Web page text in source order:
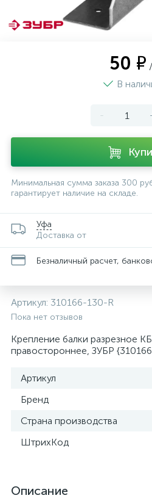
50 ₽
В
-
Минимальная сумма заказа 300
гарантирует наличие на складе.
Уфа
Доставка от
Безналичный расчет,
Артикул: 310166-130-R
Пока нет отзывов
Крепление балки разрезное
правостороннее, ЗУБР
Артикул
Бренд
Страна производства
ШтрихКод
Описание